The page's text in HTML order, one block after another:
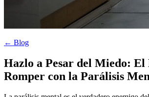
← Blog
Hazlo a Pesar del Miedo: El
Romper con la Parálisis